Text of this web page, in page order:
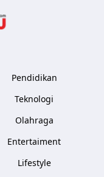
Pendidikan
Teknologi
Olahraga
Entertaiment
Lifestyle